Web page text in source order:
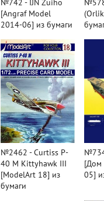
№742 - IJN Zuiho
[Angraf Model
2014-06] из бумаги
№2462 - Curtiss P-
40 M Kittyhawk III
[ModelArt 18] из
бумаги
[Дом
05]